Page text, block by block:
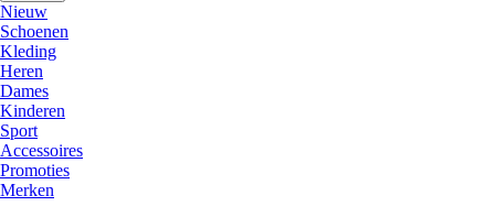
Nieuw
Schoenen
Kleding
Heren
Dames
Kinderen
Sport
Accessoires
Promoties
Merken